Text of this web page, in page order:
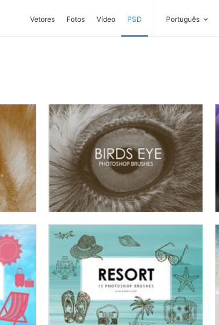
Vetores Fotos Vídeo PSD Português